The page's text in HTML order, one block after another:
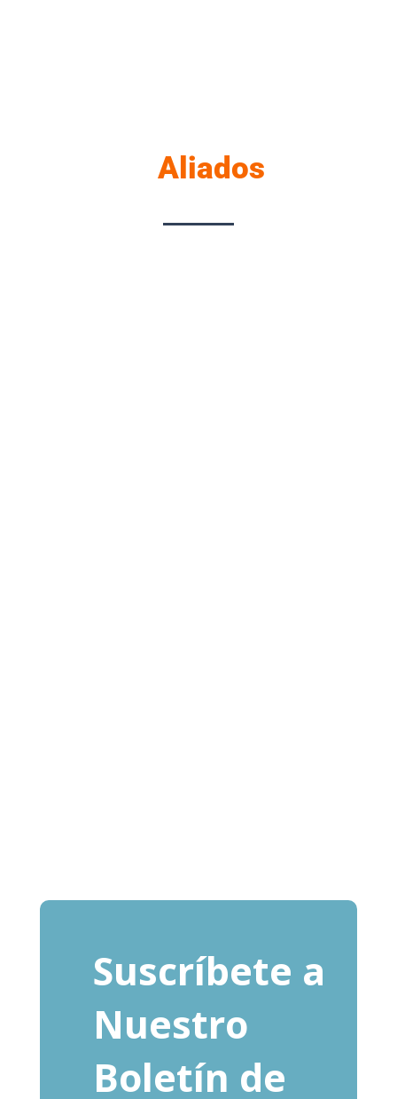
Aliados
Suscríbete a
Nuestro
Boletín de